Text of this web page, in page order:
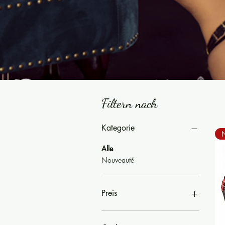
Filtern nach
Kategorie
Alle
Nouveauté
Preis
68 €